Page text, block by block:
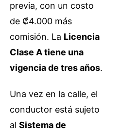
previa, con un costo
de ₡4.000 más
comisión. La Licencia
Clase A tiene una
vigencia de tres años.
Una vez en la calle, el
conductor está sujeto
al Sistema de